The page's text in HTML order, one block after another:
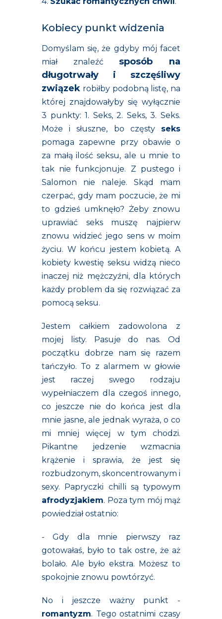
Kobiecy punkt widzenia
Domyślam się, że gdyby mój facet
miał znaleźć sposób na
długotrwały i szczęśliwy
związek robiłby podobną listę, na
której znajdowałyby się wyłącznie
3 punkty: 1. Seks, 2. Seks, 3. Seks.
Może i słuszne, bo częsty seks
pomaga zapewne przy obawie o
za małą ilość seksu, ale u mnie to
tak nie funkcjonuje. Z pustego i
Salomon nie naleje. Skąd mam
czerpać, gdy mam poczucie, że mi
to gdzieś umknęło? Żeby znowu
uprawiać seks muszę najpierw
znowu widzieć jego sens w moim
życiu. W końcu jestem kobietą. A
kobiety kwestię seksu widzą nieco
inaczej niż mężczyźni, dla których
każdy problem da się rozwiązać za
pomocą seksu.
Jestem całkiem zadowolona z
mojej listy. Pasuje do nas. Od
początku dobrze nam się razem
tańczyło. To z alarmem w głowie
jest raczej swego rodzaju
wypełniaczem dla czegoś innego,
co jeszcze nie do końca jest dla
mnie jasne, ale jednak wyraża, o co
mi mniej więcej w tym chodzi.
Pikantne jedzenie wzmacnia
krążenie i sprawia, że jest się
rozbudzonym, skoncentrowanym i
sexy. Papryczki chilli są typowym
afrodyzjakiem. Poza tym mój mąż
powiedział ostatnio:
- Gdy dla mnie pierwszy raz
gotowałaś, było to tak ostre, że aż
bolało. Ale było ekstra. Możesz to
spokojnie znowu powtórzyć.
No i jeszcze ważny punkt -
romantyzm. Tego ostatnimi czasy